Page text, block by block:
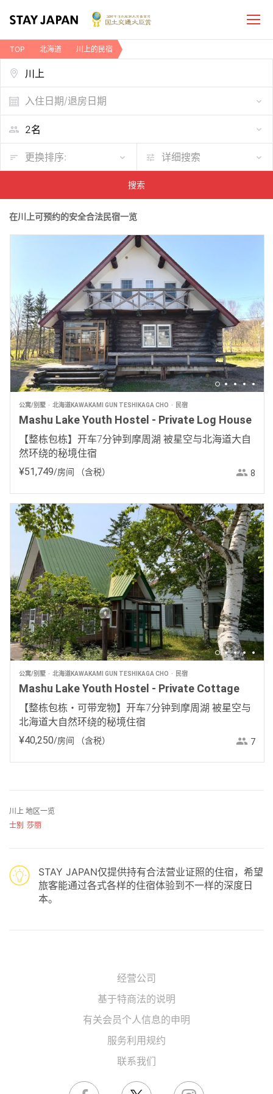
TOP 北海道 川上的民宿
入住日期/退房日期
更换排序: 详细搜索
搜索
在川上可预约的安全合法民宿一览
公寓/别墅 北海道KAWAKAMI GUN TESHIKAGA CHO 民宿
Mashu Lake Youth Hostel - Private Log House
【整栋包栋】开车7分钟到摩周湖 被星空与北海道大自
然环绕的秘境住宿
¥51,749/房间 （含税） 8
公寓/别墅 北海道KAWAKAMI GUN TESHIKAGA CHO 民宿
Mashu Lake Youth Hostel - Private Cottage
【整栋包栋・可带宠物】开车7分钟到摩周湖 被星空与
北海道大自然环绕的秘境住宿
¥40,250/房间 （含税） 7
川上 地区一览
士别 莎丽
STAY JAPAN仅提供持有合法营业证照的住宿，希望
旅客能通过各式各样的住宿体验到不一样的深度日
本。
经营公司
基于特商法的说明
有关会员个人信息的申明
服务利用规约
联系我们